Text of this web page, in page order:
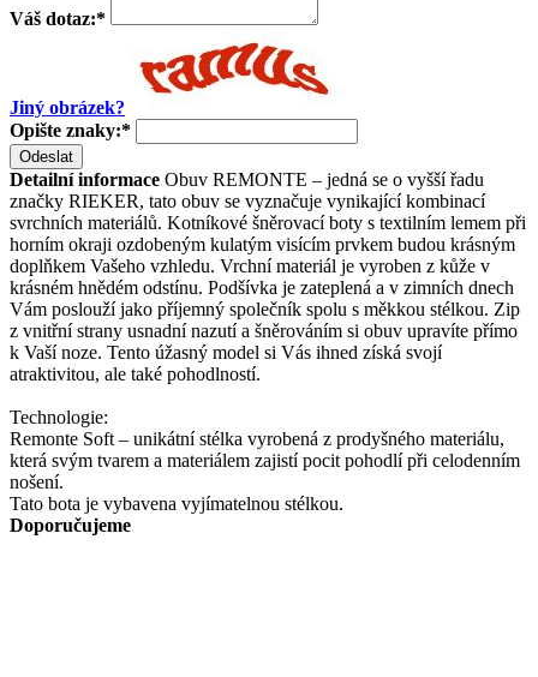
Váš dotaz:*
Jiný obrázek?
Opište znaky:*
Odeslat
Detailní informace Obuv REMONTE – jedná se o vyšší řadu
značky RIEKER, tato obuv se vyznačuje vynikající kombinací
svrchních materiálů. Kotníkové šněrovací boty s textilním lemem při
horním okraji ozdobeným kulatým visícím prvkem budou krásným
doplňkem Vašeho vzhledu. Vrchní materiál je vyroben z kůže v
krásném hnědém odstínu. Podšívka je zateplená a v zimních dnech
Vám poslouží jako příjemný společník spolu s měkkou stélkou. Zip
z vnitřní strany usnadní nazutí a šněrováním si obuv upravíte přímo
k Vaší noze. Tento úžasný model si Vás ihned získá svojí
atraktivitou, ale také pohodlností.
Technologie:
Remonte Soft – unikátní stélka vyrobená z prodyšného materiálu,
která svým tvarem a materiálem zajistí pocit pohodlí při celodenním
nošení.
Tato bota je vybavena vyjímatelnou stélkou.
Doporučujeme